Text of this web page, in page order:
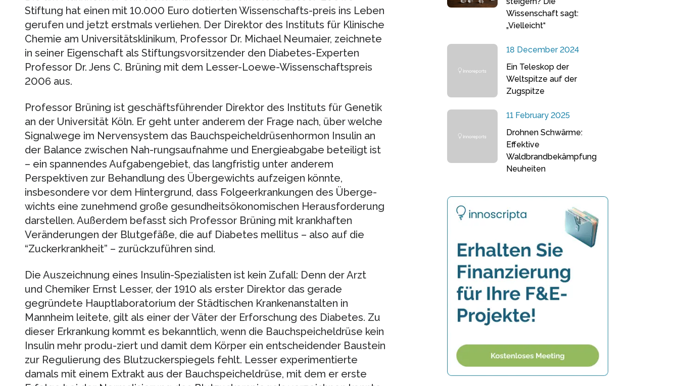
Stiftung hat einen mit 10.000 Euro dotierten Wissenschafts-preis ins Leben
gerufen und jetzt erstmals verliehen. Der Direktor des Instituts für Klinische
Chemie am Universitätsklinikum, Professor Dr. Michael Neumaier, zeichnete
in seiner Eigenschaft als Stiftungsvorsitzender den Diabetes-Experten
Professor Dr. Jens C. Brüning mit dem Lesser-Loewe-Wissenschaftspreis
2006 aus.
Professor Brüning ist geschäftsführender Direktor des Instituts für Genetik
an der Universität Köln. Er geht unter anderem der Frage nach, über welche
Signalwege im Nervensystem das Bauchspeicheldrüsenhormon Insulin an
der Balance zwischen Nah-rungsaufnahme und Energieabgabe beteiligt ist
– ein spannendes Aufgabengebiet, das langfristig unter anderem
Perspektiven zur Behandlung des Übergewichts aufzeigen könnte,
insbesondere vor dem Hintergrund, dass Folgeerkrankungen des Überge-
wichts eine zunehmend große gesundheitsökonomischen Herausforderung
darstellen. Außerdem befasst sich Professor Brüning mit krankhaften
Veränderungen der Blutgefäße, die auf Diabetes mellitus – also auf die
“Zuckerkrankheit” – zurückzuführen sind.
Die Auszeichnung eines Insulin-Spezialisten ist kein Zufall: Denn der Arzt
und Chemiker Ernst Lesser, der 1910 als erster Direktor das gerade
gegründete Hauptlaboratorium der Städtischen Krankenanstalten in
Mannheim leitete, gilt als einer der Väter der Erforschung des Diabetes. Zu
dieser Erkrankung kommt es bekanntlich, wenn die Bauchspeicheldrüse kein
Insulin mehr produ-ziert und damit dem Körper ein entscheidender Baustein
zur Regulierung des Blutzuckerspiegels fehlt. Lesser experimentierte
damals mit einem Extrakt aus der Bauchspeicheldrüse, mit dem er erste
Wissenschaft sagt:
„Vielleicht“
18 December 2024
Ein Teleskop der
Weltspitze auf der
Zugspitze
11 February 2025
Drohnen Schwärme:
Effektive
Waldbrandbekämpfung
Neuheiten